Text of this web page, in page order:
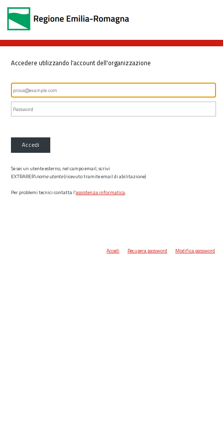
Accedere utilizzando l'account dell'organizzazione
Accedi
Se sei un utente esterno, nel campo email, scrivi
EXTRARER\nome utente(ricevuto tramite email di abilitazione)
Per problemi tecnici contatta l’assistenza informatica.
Accedi Recupera password Modifica password